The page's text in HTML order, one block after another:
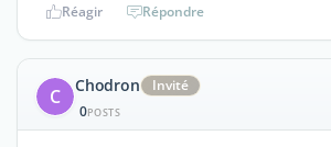
Réagir Répondre
C Chodron
Invité
0POSTS